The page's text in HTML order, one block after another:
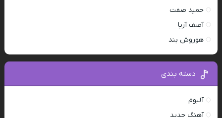
حمید صفت
آصف آریا
هوروش بند
دسته بندی
آلبوم
آهنگ جدید